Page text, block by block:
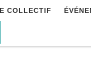
COLLECTIF